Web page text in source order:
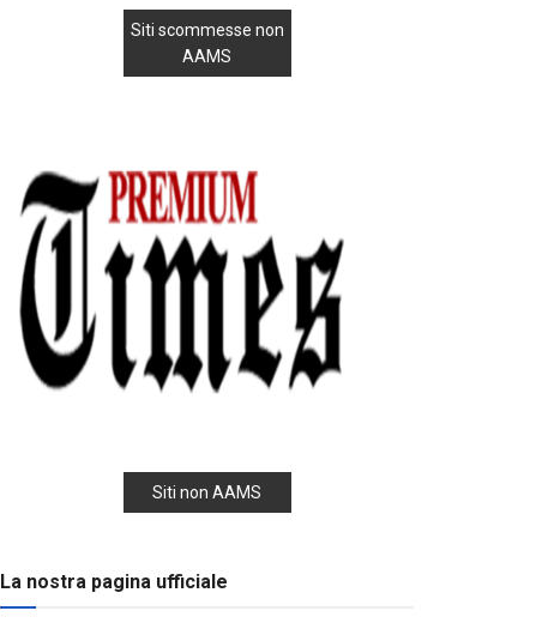
Siti scommesse non
AAMS
Siti non AAMS
La nostra pagina ufficiale